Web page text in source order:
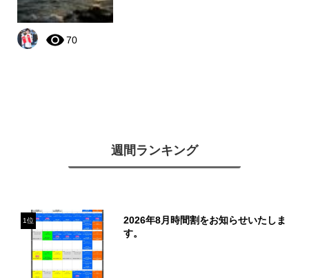
70
週間ランキング
1位
2026年8月時間割をお知らせいたしま
す。